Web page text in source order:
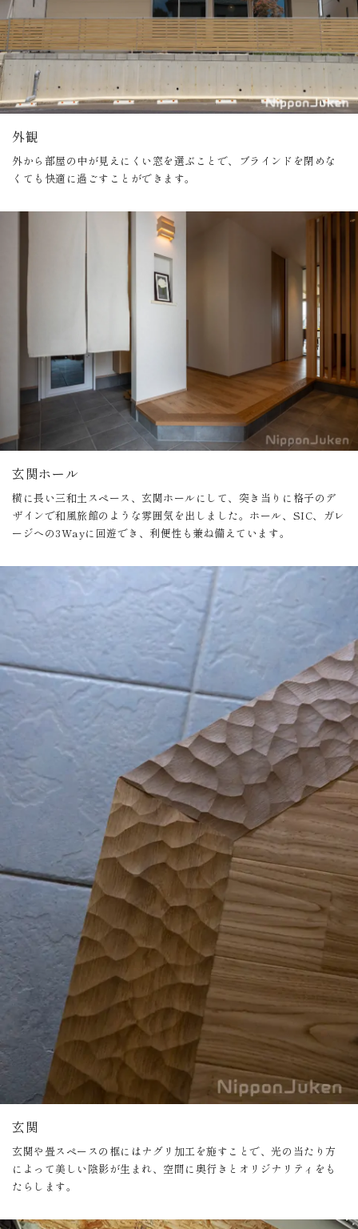
外観
外から部屋の中が見えにくい窓を選ぶことで、ブラインドを閉めな
くても快適に過ごすことができます。
玄関ホール
横に長い三和土スペース、玄関ホールにして、突き当りに格子のデ
ザインで和風旅館のような雰囲気を出しました。ホール、SIC、ガレ
ージへの3Wayに回遊でき、利便性も兼ね備えています。
玄関
玄関や畳スペースの框にはナグリ加工を施すことで、光の当たり方
によって美しい陰影が生まれ、空間に奥行きとオリジナリティをも
たらします。